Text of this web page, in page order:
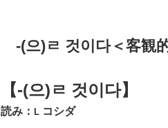
-(으)ㄹ 것이다＜客観
【-(으)ㄹ 것이다】
読み： L コシダ